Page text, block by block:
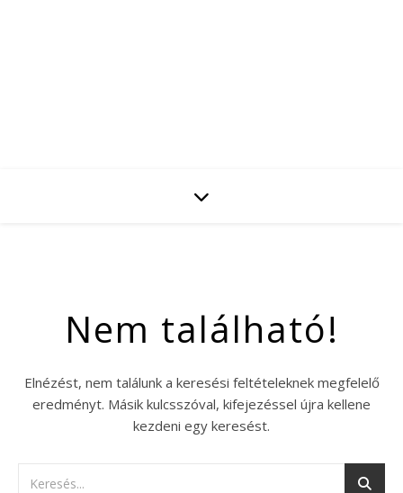
Nem található!
Elnézést, nem találunk a keresési feltételeknek megfelelő
eredményt. Másik kulcsszóval, kifejezéssel újra kellene
kezdeni egy keresést.